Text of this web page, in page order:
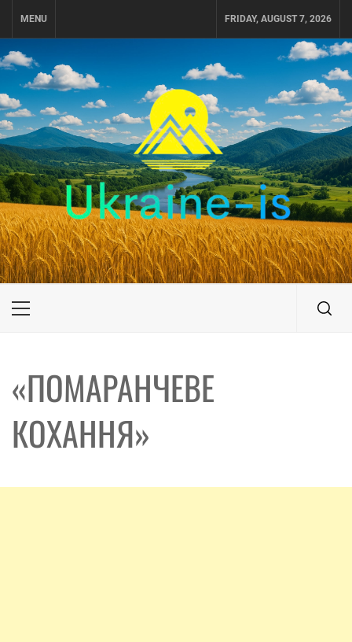
MENU FRIDAY, AUGUST 7, 2026
UKRAINE-IS
ПУТЕШЕСТВИЕ ПО УКРАИНЕ
Primary
«ПОМАРАНЧЕВЕ
КОХАННЯ»